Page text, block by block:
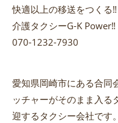
快適以上の移送をつくる‼️
介護タクシーG-K Power‼️
070-1232-7930
愛知県岡崎市にある合同
ッチャーがそのまま入る
迎するタクシー会社です